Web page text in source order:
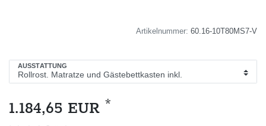
Artikelnummer: 60.16-10T80MS7-V
AUSSTATTUNG
1.184,65 EUR *